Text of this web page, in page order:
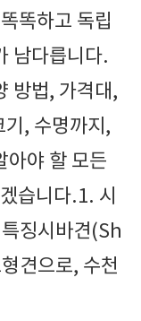
똑하고 독립
남다릅니다.
방법, 가격대,
기, 수명까지,
아야 할 모든
습니다.1. 시
징시바견(Sh
견으로, 수천